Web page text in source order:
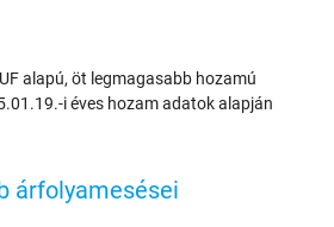
alapú, öt legmagasabb hozamú
i éves hozam adatok alapján
árfolyamesései